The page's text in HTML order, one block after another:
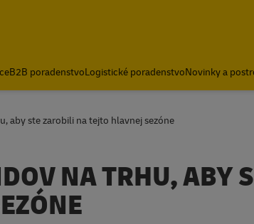
B2B poradenstvoLogistické poradenstvoNovinky a
aby ste zarobili na tejto hlavnej sezóne
NA TRHU, ABY